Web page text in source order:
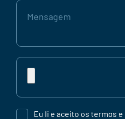
Mensagem
Curriculum
Eu li e aceito os termos